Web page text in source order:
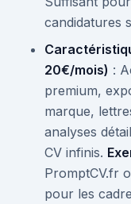
candidatures
20€/mois) :
premium,
marque,
analyses
CV infinis.
PromptCV.fr
pour les